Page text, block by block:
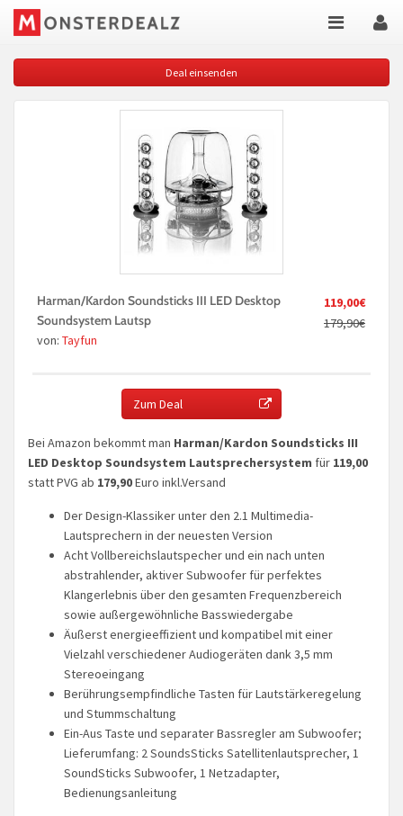
Deal einsenden
119,00€
179,90€
Harman/Kardon Soundsticks III LED Desktop
Soundsystem Lautsp
von: Tayfun
Zum Deal
Bei Amazon bekommt man Harman/Kardon Soundsticks III
LED Desktop Soundsystem Lautsprechersystem für 119,00
statt PVG ab 179,90Euro inkl.Versand
Der Design-Klassiker unter den 2.1 Multimedia-
Lautsprechern in der neuesten Version
Acht Vollbereichslautspecher und ein nach unten
abstrahlender, aktiver Subwoofer für perfektes
Klangerlebnis über den gesamten Frequenzbereich
sowie außergewöhnliche Basswiedergabe
Äußerst energieeffizient und kompatibel mit einer
Vielzahl verschiedener Audiogeräten dank 3,5 mm
Stereoeingang
Berührungsempfindliche Tasten für Lautstärkeregelung
und Stummschaltung
Ein-Aus Taste und separater Bassregler am Subwoofer;
Lieferumfang: 2 SoundsSticks Satellitenlautsprecher, 1
SoundSticks Subwoofer, 1 Netzadapter,
Bedienungsanleitung